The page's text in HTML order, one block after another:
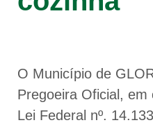
O Município de
Pregoeira Oficial,
Lei Federal nº.